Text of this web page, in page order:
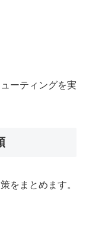
ーティングを実
をまとめます。